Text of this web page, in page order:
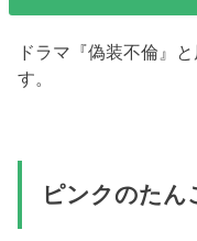
ドラマ『偽装不倫』
す。
ピンクのたん